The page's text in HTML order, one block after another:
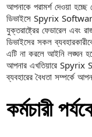
আপনাকে পরামর্শ দেওয়া
ডিভাইসে Spyrix Software
যুক্তরাষ্ট্রের ফেডারেল
ডিভাইসের সকল
এটি না করলে আইনি লঙ্ঘন
আপনার এখতিয়ারে Spyrix
ব্যবহারের বৈধতা সম্পর্কে
কর্মচারী